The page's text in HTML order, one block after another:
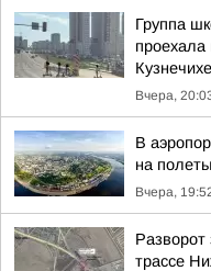
Группа
Вчера,
В
на
Вчера,
трассе